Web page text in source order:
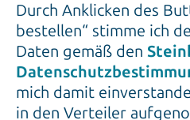
Durch Anklicken des
bestellen“ stimme ich
Daten gemäß den
mich damit
in den Verteiler